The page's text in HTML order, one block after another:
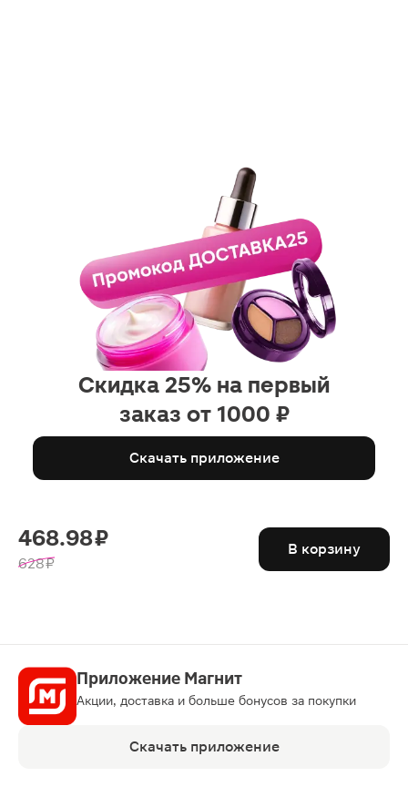
Скидка 25% на первый
заказ от 1000 ₽
Скачать приложение
468.98 ₽
628 ₽
В корзину
Приложение Магнит
Акции, доставка и больше бонусов за покупки
Скачать приложение